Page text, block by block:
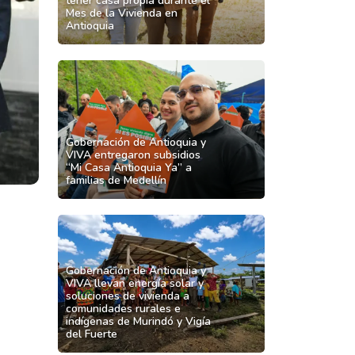
tener
casa
propia
durante
el
Mes
de
la
Vivienda
en
Antioquia
Mes de la Vivienda en
Antioquia
Gobernación
de
Antioquia
y
VIVA
entregaron
subsidios
“Mi
Casa
Antioquia
Ya”
a
familias
de
Medellín
Gobernación de Antioquia y
VIVA entregaron subsidios
“Mi Casa Antioquia Ya” a
familias de Medellín
Gobernación
de
Antioquia
y
VIVA
llevan
energía
Gobernación de Antioquia y
VIVA llevan energía solar y
soluciones de vivienda a
comunidades rurales e
indígenas de Murindó y Vigía
del Fuerte